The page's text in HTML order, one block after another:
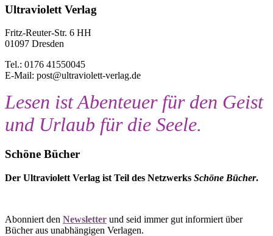
Ultraviolett Verlag
Fritz-Reuter-Str. 6 HH
01097 Dresden
Tel.: 0176 41550045
E-Mail: post@ultraviolett-verlag.de
Lesen ist Abenteuer für den Geist
und Urlaub für die Seele.
Schöne Bücher
Der Ultraviolett Verlag ist Teil des Netzwerks Schöne Bücher.
Abonniert den Newsletter und seid immer gut informiert über
Bücher aus unabhängigen Verlagen.